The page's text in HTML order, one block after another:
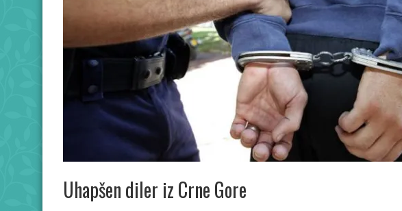
Uhapšen diler iz Crne Gore